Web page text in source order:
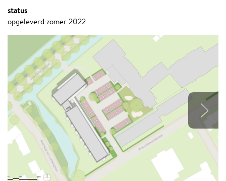
status
opgeleverd zomer 2022